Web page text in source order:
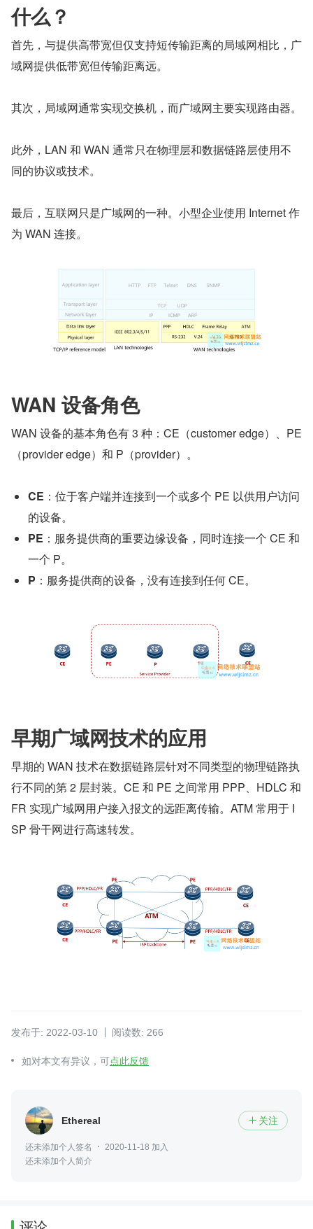
什么？
首先，与提供高带宽但仅支持短传输距离的局域网相比，广
域网提供低带宽但传输距离远。
其次，局域网通常实现交换机，而广域网主要实现路由器。
此外，LAN 和 WAN 通常只在物理层和数据链路层使用不
同的协议或技术。
最后，互联网只是广域网的一种。小型企业使用 Internet 作
为 WAN 连接。
WAN 设备角色
WAN 设备的基本角色有 3 种：CE（customer edge）、PE
（provider edge）和 P（provider）。
CE ：位于客户端并连接到一个或多个 PE 以供用户访问
的设备。
PE ：服务提供商的重要边缘设备，同时连接一个 CE 和
一个 P。
P ：服务提供商的设备，没有连接到任何 CE。
早期广域网技术的应用
早期的 WAN 技术在数据链路层针对不同类型的物理链路执
行不同的第 2 层封装。CE 和 PE 之间常用 PPP、HDLC 和
FR 实现广域网用户接入报文的远距离传输。ATM 常用于 I
SP 骨干网进行高速转发。
发布于: 2022-03-10 阅读数: 266
如对本文有异议，可点此反馈
Ethereal  关注
还未添加个人签名
2020-11-18 加入
还未添加个人简介